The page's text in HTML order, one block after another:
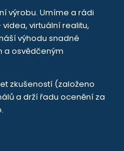
výrobu. Umíme a rádi
virtuální realitu,
výhodu snadné
a osvědčeným
zkušeností (založeno
a drží řadu ocenění za